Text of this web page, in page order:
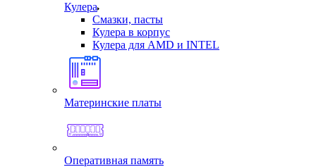
Кулера
Смазки, пасты
Кулера в корпус
Кулера для AMD и INTEL
Материнские платы
Оперативная память